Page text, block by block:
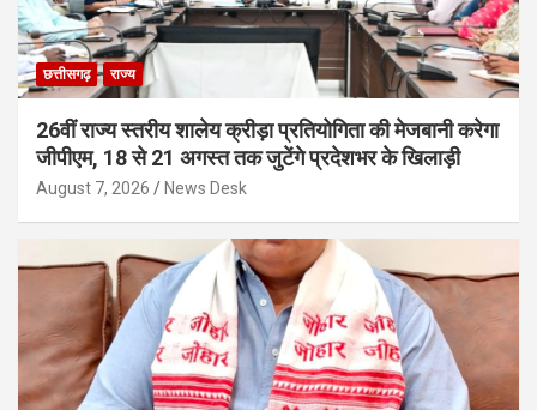
छत्तीसगढ़ राज्य
26वीं राज्य स्तरीय शालेय क्रीड़ा प्रतियोगिता की मेजबानी करेगा
जीपीएम, 18 से 21 अगस्त तक जुटेंगे प्रदेशभर के खिलाड़ी
August 7, 2026 News Desk